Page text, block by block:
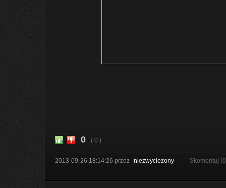
0 ( 0 )
2013-09-26 18:14:26 przez niezwyciezony Skomentuj